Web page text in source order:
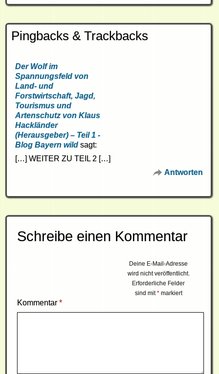
Pingbacks & Trackbacks
Der Wolf im
Spannungsfeld von
Land- und
Forstwirtschaft, Jagd,
Tourismus und
Artenschutz von Klaus
Hackländer
(Herausgeber) – Teil 1 -
Blog Bayern wild sagt:
[…] WEITER ZU TEIL 2 […]
Antworten
Schreibe einen Kommentar
Deine E-Mail-Adresse
wird nicht veröffentlicht.
Erforderliche Felder
sind mit*markiert
Kommentar*